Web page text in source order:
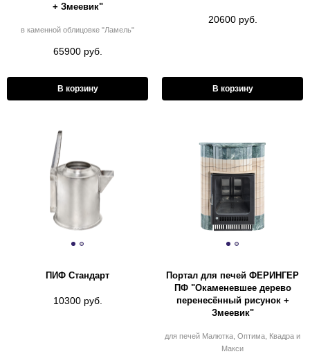
+ Змеевик"
в каменной облицовке "Ламель"
65900 руб.
В корзину
20600 руб.
В корзину
ПИФ Стандарт
10300 руб.
Портал для печей ФЕРИНГЕР
ПФ "Окаменевшее дерево
перенесённый рисунок +
Змеевик"
для печей Малютка, Оптима, Квадра и
Макси